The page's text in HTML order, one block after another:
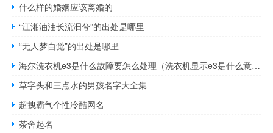
什么样的婚姻应该离婚的
“江湘油油长流汩兮”的出处是哪里
“无人梦自觉”的出处是哪里
海尔洗衣机e3是什么故障要怎么处理（洗衣机显示e3是什么意思）
草字头和三点水的男孩名字大全集
超拽霸气个性冷酷网名
茶舍起名